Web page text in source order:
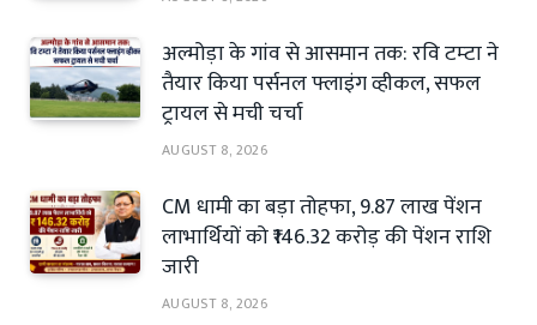
अल्मोड़ा के गांव से आसमान तक: रवि टम्टा ने
तैयार किया पर्सनल फ्लाइंग व्हीकल, सफल
ट्रायल से मची चर्चा
AUGUST 8, 2026
CM धामी का बड़ा तोहफा, 9.87 लाख पेंशन
लाभार्थियों को ₹146.32 करोड़ की पेंशन राशि
जारी
AUGUST 8, 2026